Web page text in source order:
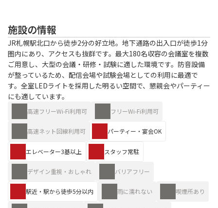
施設の情報
JR札幌駅北口から徒歩2分の好立地。地下通路の出入口が徒歩1分
圏内にあり、アクセスも抜群です。最大180名収容の会議室を複数
ご用意し、大型の会議・研修・試験に適した環境です。防音設備
が整っているため、配信会場や試験会場としての利用に最適で
す。全室LEDライトを採用した明るい空間で、懇親会やパーティー
にも適しています。
高速フリーWi-Fi利用可 フリーWi-Fi利用可
高速ネット回線利用可 パーティー・宴会OK
エレベーター3基以上 スタッフ常駐
デザイン重視・おしゃれ バリアフリー
駅近・駅から徒歩5分以内 雨に濡れない 喫煙所あり